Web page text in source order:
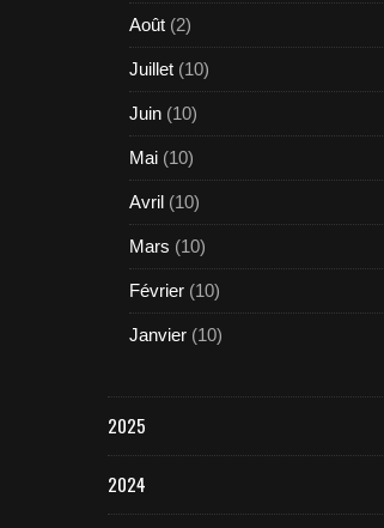
Août (2)
Juillet (10)
Juin (10)
Mai (10)
Avril (10)
Mars (10)
Février (10)
Janvier (10)
2025
2024